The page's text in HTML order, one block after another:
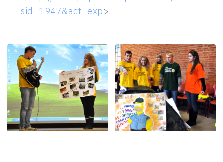
sid=1947&act=exp>.